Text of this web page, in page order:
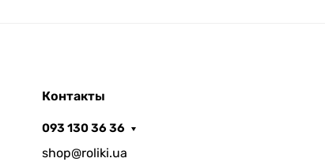
Контакты
093 130 36 36
shop@roliki.ua